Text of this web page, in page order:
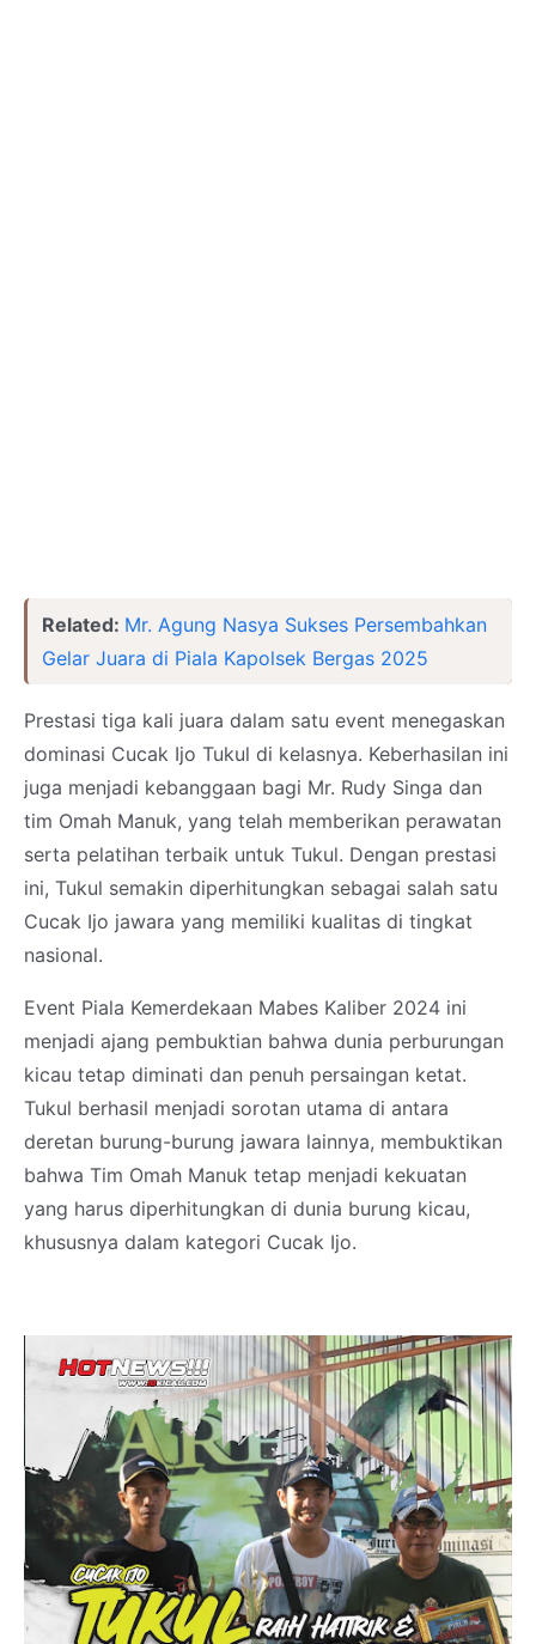
Related: Mr. Agung Nasya Sukses Persembahkan
Gelar Juara di Piala Kapolsek Bergas 2025
Prestasi tiga kali juara dalam satu event menegaskan
dominasi Cucak Ijo Tukul di kelasnya. Keberhasilan ini
juga menjadi kebanggaan bagi Mr. Rudy Singa dan
tim Omah Manuk, yang telah memberikan perawatan
serta pelatihan terbaik untuk Tukul. Dengan prestasi
ini, Tukul semakin diperhitungkan sebagai salah satu
Cucak Ijo jawara yang memiliki kualitas di tingkat
nasional.
Event Piala Kemerdekaan Mabes Kaliber 2024 ini
menjadi ajang pembuktian bahwa dunia perburungan
kicau tetap diminati dan penuh persaingan ketat.
Tukul berhasil menjadi sorotan utama di antara
deretan burung-burung jawara lainnya, membuktikan
bahwa Tim Omah Manuk tetap menjadi kekuatan
yang harus diperhitungkan di dunia burung kicau,
khususnya dalam kategori Cucak Ijo.